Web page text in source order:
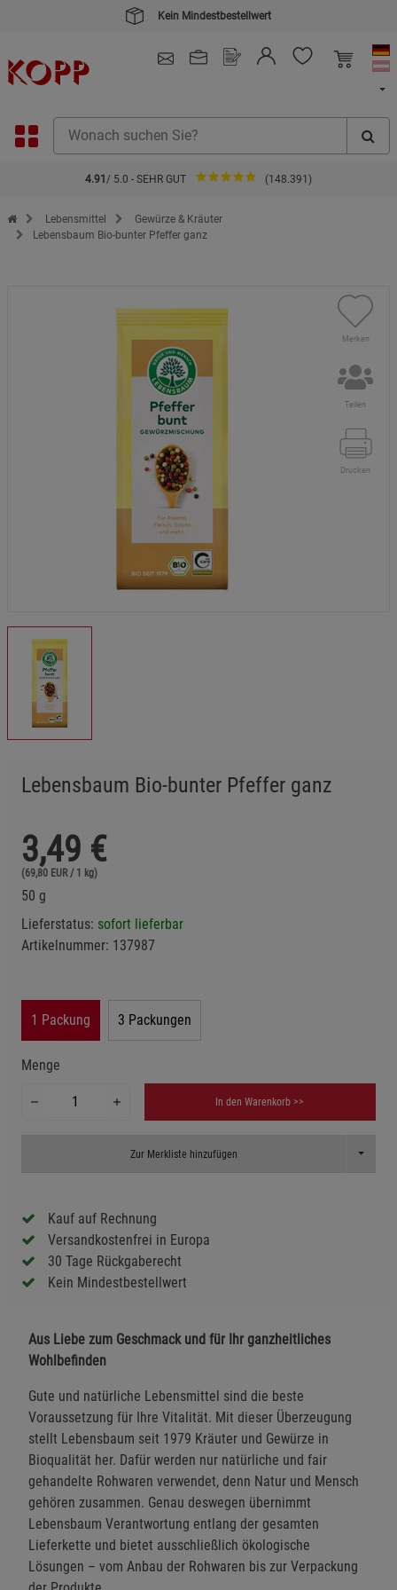
Kein Mindestbestellwert
4.91 / 5.0 - SEHR GUT (148.391)
Zur Startseite des Kopp Verlag Online-Shop
Lebensmittel
Gewürze & Kräuter
Lebensbaum Bio-bunter Pfeffer ganz
Merken
Teilen
Drucken
Lebensbaum Bio-bunter Pfeffer ganz
3,49 €
(69,80 EUR / 1 kg)
50 g
Lieferstatus: sofort lieferbar
Artikelnummer: 137987
1 Packung 3 Packungen
Menge
In den Warenkorb >>
Zur Merkliste hinzufügen Toggle
Kauf auf Rechnung
Versandkostenfrei in Europa
30 Tage Rückgaberecht
Kein Mindestbestellwert
Aus Liebe zum Geschmack und für Ihr ganzheitliches
Wohlbefinden
Gute und natürliche Lebensmittel sind die beste
Voraussetzung für Ihre Vitalität. Mit dieser Überzeugung
stellt Lebensbaum seit 1979 Kräuter und Gewürze in
Bioqualität her. Dafür werden nur natürliche und fair
gehandelte Rohwaren verwendet, denn Natur und Mensch
gehören zusammen. Genau deswegen übernimmt
Lebensbaum Verantwortung entlang der gesamten
Lieferkette und bietet ausschließlich ökologische
Lösungen – vom Anbau der Rohwaren bis zur Verpackung